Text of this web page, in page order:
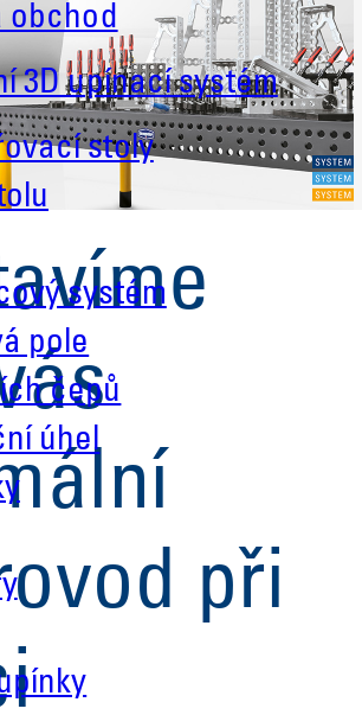
obchod
3D upínací systém
stoly
systém
pole
čepů
úhel
při